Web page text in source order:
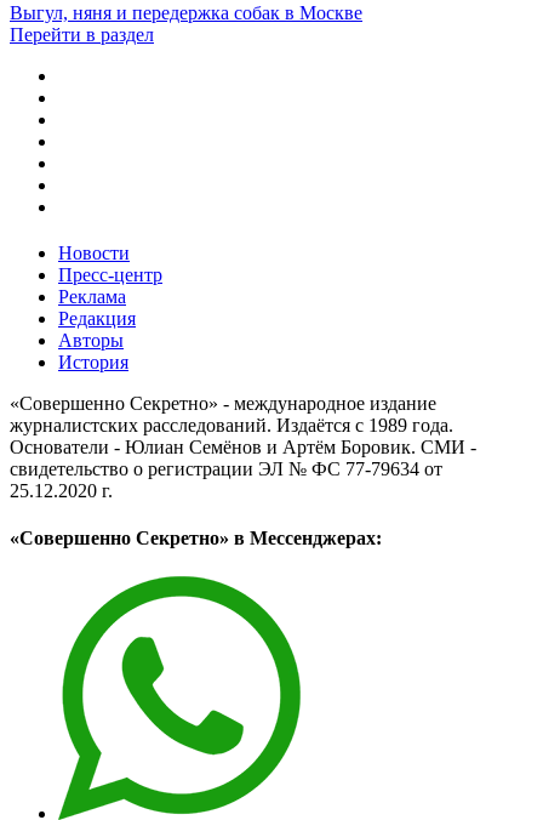
Выгул, няня и передержка собак в Москве
Перейти в раздел
Новости
Пресс-центр
Реклама
Редакция
Авторы
История
«Совершенно Секретно» - международное издание
журналистских расследований. Издаётся с 1989 года.
Основатели - Юлиан Семёнов и Артём Боровик. CМИ -
свидетельство о регистрации ЭЛ № ФС 77-79634 от
25.12.2020 г.
«Совершенно Секретно» в Мессенджерах: